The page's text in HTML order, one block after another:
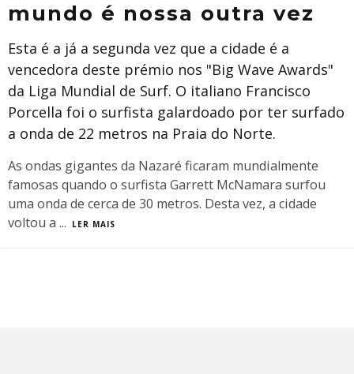
mundo é nossa outra vez
Esta é a já a segunda vez que a cidade é a
vencedora deste prémio nos "Big Wave Awards"
da Liga Mundial de Surf. O italiano Francisco
Porcella foi o surfista galardoado por ter surfado
a onda de 22 metros na Praia do Norte.
As ondas gigantes da Nazaré ficaram mundialmente
famosas quando o surfista Garrett McNamara surfou
uma onda de cerca de 30 metros. Desta vez, a cidade
voltou a ... LER MAIS